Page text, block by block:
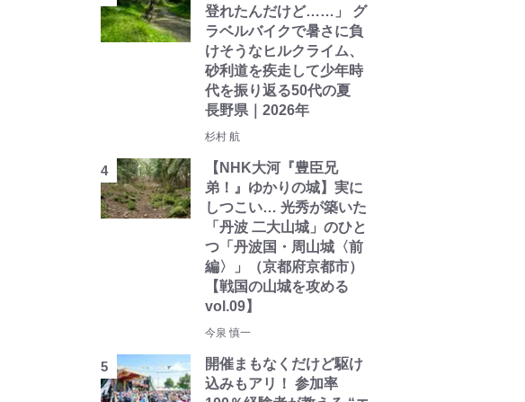
登れたんだけど……」 グ
ラベルバイクで暑さに負
けそうなヒルクライム、
砂利道を疾走して少年時
代を振り返る50代の夏
長野県｜2026年
杉村 航
【NHK大河『豊臣兄
弟！』ゆかりの城】実に
しつこい… 光秀が築いた
「丹波 二大山城」のひと
つ「丹波国・周山城〈前
編〉」（京都府京都市）
【戦国の山城を攻める
vol.09】
今泉 慎一
開催まもなくだけど駆け
込みもアリ！ 参加率